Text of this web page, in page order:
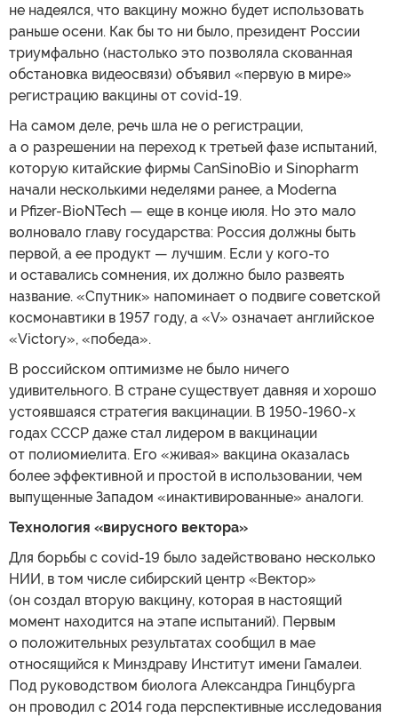
не надеялся, что вакцину можно будет использовать
раньше осени. Как бы то ни было, президент России
триумфально (настолько это позволяла скованная
обстановка видеосвязи) объявил «первую в мире»
регистрацию вакцины от covid-19.
На самом деле, речь шла не о регистрации,
а о разрешении на переход к третьей фазе испытаний,
которую китайские фирмы CanSinoBio и Sinopharm
начали несколькими неделями ранее, а Moderna
и Pfizer-BioNTech — еще в конце июля. Но это мало
волновало главу государства: Россия должны быть
первой, а ее продукт — лучшим. Если у кого-то
и оставались сомнения, их должно было развеять
название. «Спутник» напоминает о подвиге советской
космонавтики в 1957 году, а «V» означает английское
«Victory», «победа».
В российском оптимизме не было ничего
удивительного. В стране существует давняя и хорошо
устоявшаяся стратегия вакцинации. В 1950-1960-х
годах СССР даже стал лидером в вакцинации
от полиомиелита. Его «живая» вакцина оказалась
более эффективной и простой в использовании, чем
выпущенные Западом «инактивированные» аналоги.
Технология «вирусного вектора»
Для борьбы с covid-19 было задействовано несколько
НИИ, в том числе сибирский центр «Вектор»
(он создал вторую вакцину, которая в настоящий
момент находится на этапе испытаний). Первым
о положительных результатах сообщил в мае
относящийся к Минздраву Институт имени Гамалеи.
Под руководством биолога Александра Гинцбурга
он проводил с 2014 года перспективные исследования